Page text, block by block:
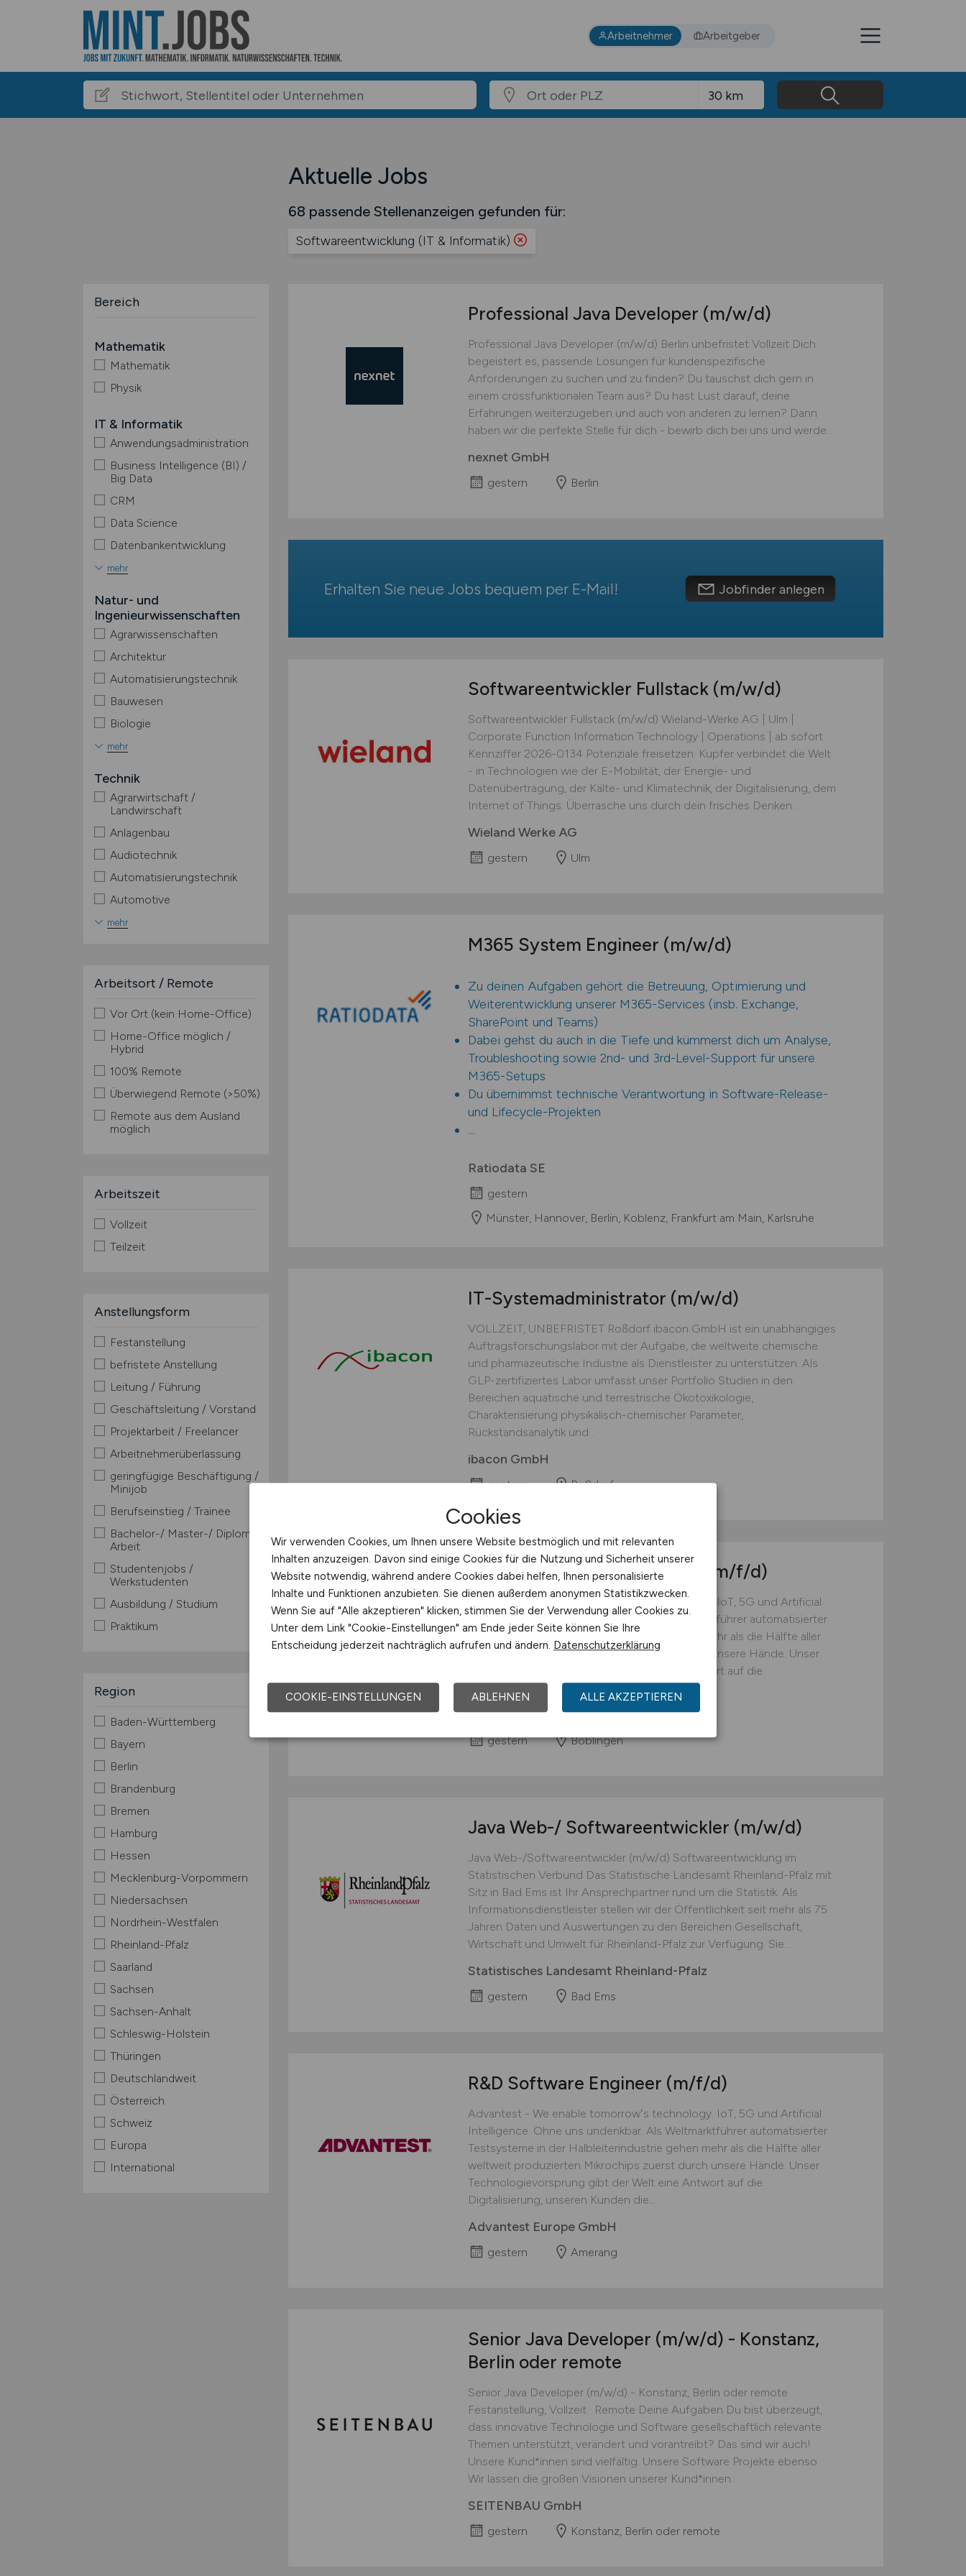
Arbeitnehmer Arbeitgeber
Aktuelle Jobs
68 passende Stellenanzeigen gefunden für:
Softwareentwicklung (IT & Informatik)
Bereich
Mathematik
Mathematik
Physik
IT & Informatik
Anwendungsadministration
Business Intelligence (BI) /
Big Data
CRM
Data Science
Datenbankentwicklung
mehr
Natur- und
Ingenieurwissenschaften
Agrarwissenschaften
Architektur
Automatisierungstechnik
Bauwesen
Biologie
mehr
Technik
Agrarwirtschaft /
Landwirschaft
Anlagenbau
Audiotechnik
Automatisierungstechnik
Automotive
mehr
Arbeitsort / Remote
Vor Ort (kein Home-Office)
Home-Office möglich /
Hybrid
100% Remote
Überwiegend Remote (>50%)
Remote aus dem Ausland
möglich
Arbeitszeit
Vollzeit
Teilzeit
Anstellungsform
Festanstellung
befristete Anstellung
Leitung / Führung
Geschäftsleitung / Vorstand
Projektarbeit / Freelancer
Arbeitnehmerüberlassung
geringfügige Beschäftigung /
Minijob
Berufseinstieg / Trainee
Bachelor-/ Master-/ Diplom-
Arbeit
Studentenjobs /
Werkstudenten
Ausbildung / Studium
Praktikum
Region
Baden-Württemberg
Bayern
Berlin
Brandenburg
Bremen
Hamburg
Hessen
Mecklenburg-Vorpommern
Niedersachsen
Nordrhein-Westfalen
Rheinland-Pfalz
Saarland
Sachsen
Sachsen-Anhalt
Schleswig-Holstein
Thüringen
Deutschlandweit
Österreich
Schweiz
Europa
International
Professional Java Developer (m/w/d)
Professional Java Developer (m/w/d) ​ Berlin ​ unbefristet ​ Vollzeit Dich
begeistert es, passende Lösungen für kundenspezifische
Anforderungen zu suchen und zu finden? Du tauschst dich gern in
einem crossfunktionalen Team aus? Du hast Lust darauf, deine
Erfahrungen weiterzugeben und auch von anderen zu lernen? Dann
haben wir die perfekte Stelle für dich - bewirb dich bei uns und werde...
nexnet GmbH
gestern Berlin
Erhalten Sie neue Jobs bequem per E-Mail! Jobfinder anlegen
Softwareentwickler Fullstack (m/w/d)
Softwareentwickler Fullstack (m/w/d) Wieland-Werke AG | Ulm |
Corporate Function Information Technology | Operations | ab sofort
Kennziffer 2026-0134 Potenziale freisetzen. Kupfer verbindet die Welt
- in Technologien wie der E-Mobilität, der Energie- und
Datenübertragung, der Kälte- und Klimatechnik, der Digitalisierung, dem
Internet of Things. Überrasche uns durch dein frisches Denken...
Wieland Werke AG
gestern Ulm
M365 System Engineer (m/w/d)
Zu deinen Aufgaben gehört die Betreuung, Optimierung und
Weiterentwicklung unserer M365-Services (insb. Exchange,
SharePoint und Teams)
Dabei gehst du auch in die Tiefe und kümmerst dich um Analyse,
Troubleshooting sowie 2nd- und 3rd-Level-Support für unsere
M365-Setups
Du übernimmst technische Verantwortung in Software-Release-
und Lifecycle-Projekten
...
Ratiodata SE
gestern
Münster, Hannover, Berlin, Koblenz, Frankfurt am Main, Karlsruhe
IT-Systemadministrator (m/w/d)
VOLLZEIT, UNBEFRISTET Roẞdorf ibacon GmbH ist ein unabhängiges
Auftragsforschungslabor mit der Aufgabe, die weltweite chemische
und pharmazeutische Industrie als Dienstleister zu unterstützen. Als
GLP-zertifiziertes Labor umfasst unser Portfolio Studien in den
Bereichen aquatische und terrestrische Ökotoxikologie,
Charakterisierung physikalisch-chemischer Parameter,
Rückstandsanalytik und...
ibacon GmbH
gestern Roßdorf
R&D Software Engineer C++ (m/f/d)
Advantest - We enable tomorrowʻs technology. IoT, 5G und Artificial
Intelligence. Ohne uns undenkbar. Als Weltmarktführer automatisierter
Testsysteme in der Halbleiterindustrie gehen mehr als die Hälfte aller
weltweit produzierten Mikrochips zuerst durch unsere Hände. Unser
Technologievorsprung gibt der Welt eine Antwort auf die
Digitalisierung, unseren Kunden die...
Advantest Europe GmbH
gestern Böblingen
Java Web-/ Softwareentwickler (m/w/d)
Java Web-/Softwareentwickler (m/w/d) Softwareentwicklung im
Statistischen Verbund Das Statistische Landesamt Rheinland-Pfalz mit
Sitz in Bad Ems ist Ihr Ansprechpartner rund um die Statistik: Als
Informationsdienstleister stellen wir der Öffentlichkeit seit mehr als 75
Jahren Daten und Auswertungen zu den Bereichen Gesellschaft,
Wirtschaft und Umwelt für Rheinland-Pfalz zur Verfügung. Sie...
Statistisches Landesamt Rheinland-Pfalz
gestern Bad Ems
R&D Software Engineer (m/f/d)
Advantest - We enable tomorrowʻs technology. IoT, 5G und Artificial
Intelligence. Ohne uns undenkbar. Als Weltmarktführer automatisierter
Testsysteme in der Halbleiterindustrie gehen mehr als die Hälfte aller
weltweit produzierten Mikrochips zuerst durch unsere Hände. Unser
Technologievorsprung gibt der Welt eine Antwort auf die
Digitalisierung, unseren Kunden die...
Advantest Europe GmbH
gestern Amerang
Senior Java Developer (m/w/d) - Konstanz,
Berlin oder remote
Senior Java Developer (m/w/d) - Konstanz, Berlin oder remote
Festanstellung, Vollzeit · Remote Deine Aufgaben Du bist überzeugt,
dass innovative Technologie und Software gesellschaftlich relevante
Themen unterstützt, verändert und vorantreibt? Das sind wir auch!
Unsere Kund*innen sind vielfältig. Unsere Software Projekte ebenso.
Wir lassen die großen Visionen unserer Kund*innen...
SEITENBAU GmbH
gestern Konstanz, Berlin oder remote
Cookies
Wir verwenden Cookies, um Ihnen unsere Website bestmöglich und mit relevanten
Inhalten anzuzeigen. Davon sind einige Cookies für die Nutzung und Sicherheit unserer
Website notwendig, während andere Cookies dabei helfen, Ihnen personalisierte
Inhalte und Funktionen anzubieten. Sie dienen außerdem anonymen Statistikzwecken.
Wenn Sie auf "Alle akzeptieren" klicken, stimmen Sie der Verwendung aller Cookies zu.
Unter dem Link "Cookie-Einstellungen" am Ende jeder Seite können Sie Ihre
Entscheidung jederzeit nachträglich aufrufen und ändern. Datenschutzerklärung
COOKIE-EINSTELLUNGEN ABLEHNEN ALLE AKZEPTIEREN